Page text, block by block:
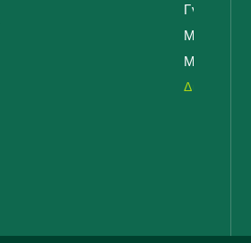
Γνωρίζει
Μαμά
Διαβάστε